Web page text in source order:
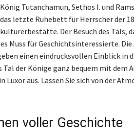
Tutanchamun, Sethos I. und
letzte Ruhebett für Herrscher der
Der Besuch des Tals,
Muss für Geschichtsinteressierte.
einen eindrucksvollen Einblick in
Tal der Könige ganz bequem mit dem
Luxor aus. Lassen Sie sich von der
voller Geschichte